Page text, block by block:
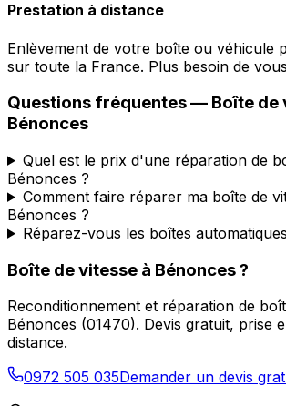
Prestation à distance
Enlèvement de votre boîte ou véhicule
sur toute la France. Plus besoin de
Questions fréquentes — Boîte de
Bénonces
Quel est le prix d'une réparation de
Bénonces ?
Comment faire réparer ma boîte de
Bénonces ?
Réparez-vous les boîtes
Boîte de vitesse à Bénonces?
Reconditionnement et réparation de
Bénonces (01470). Devis gratuit, prise
distance.
0972 505 035Demander un devis